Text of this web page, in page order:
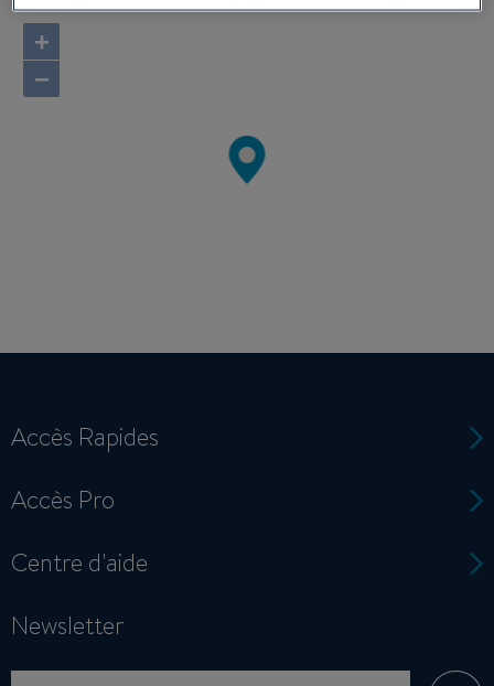
+
−
Accès Rapides
Accès Pro
Centre d'aide
Newsletter